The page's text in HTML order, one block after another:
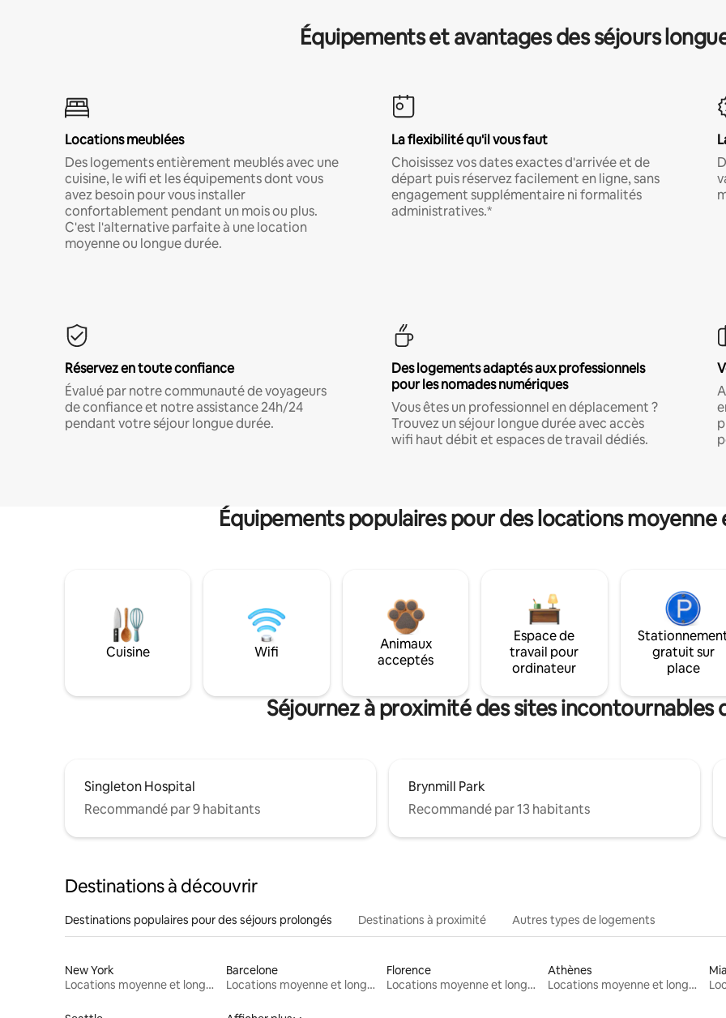
Équipements et avantages des séjours
Locations meublées
Des logements entièrement meublés avec une
cuisine, le wifi et les équipements dont vous
avez besoin pour vous installer
confortablement pendant un mois ou plus.
C'est l'alternative parfaite à une location
moyenne ou longue durée.
La flexibilité qu'il vous faut
Choisissez vos dates exactes d'arrivée et de
départ puis réservez facilement en ligne, sans
engagement supplémentaire ni formalités
administratives.*
Réservez en toute confiance
Évalué par notre communauté de voyageurs
de confiance et notre assistance 24h/24
pendant votre séjour longue durée.
Des logements adaptés aux professionnels
pour les nomades numériques
Vous êtes un professionnel en déplacement ?
Trouvez un séjour longue durée avec accès
wifi haut débit et espaces de travail dédiés.
Équipements populaires pour des locations
Cuisine Wifi
Animaux
acceptés
Espace de
travail pour
ordinateur
gratuit sur
place
Séjournez à proximité des sites incontournables
Singleton Hospital
Recommandé par 9 habitants
Brynmill Park
Recommandé par 13 habitants
Destinations à découvrir
Destinations populaires pour des séjours prolongés Destinations à proximité Autres types de logements
New York
Locations moyenne et longue durée
Barcelone
Locations moyenne et longue durée
Florence
Locations moyenne et longue durée
Athènes
Locations moyenne et longue durée